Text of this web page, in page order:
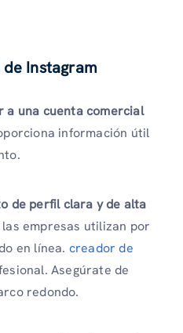
Instagram
a una cuenta comercial
información útil
de perfil clara y de alta
empresas utilizan por
en línea. creador de
Asegúrate de
redondo.